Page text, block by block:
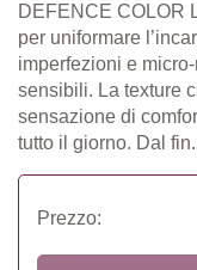
DEFENCE COLOR
per uniformare
imperfezioni e
sensibili. La texture
sensazione di
tutto il giorno. Dal
Prezzo: